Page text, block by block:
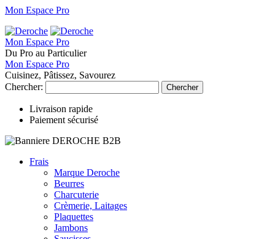
Mon Espace Pro
Mon Espace Pro
Du Pro au Particulier
Mon Espace Pro
Cuisinez, Pâtissez, Savourez
Chercher:
Chercher
Livraison rapide
Paiement sécurisé
Frais
Marque Deroche
Beurres
Charcuterie
Crèmerie, Laitages
Plaquettes
Jambons